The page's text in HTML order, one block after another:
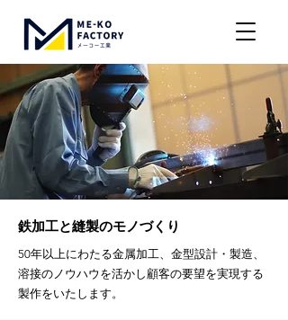
鉄加工と縫製のモノづくり
50年以上にわたる金属加工、金型設計・製造、
溶接のノウハウを活かし顧客の要望を実現する
製作をいたします。